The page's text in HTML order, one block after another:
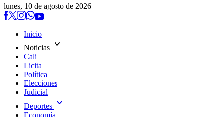
lunes, 10 de agosto de 2026
Inicio
Noticias expand_more
Cali
Licita
Política
Elecciones
Judicial
Deportes expand_more
Economía